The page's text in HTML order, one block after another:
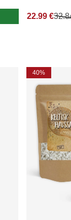
22.99 €
40%